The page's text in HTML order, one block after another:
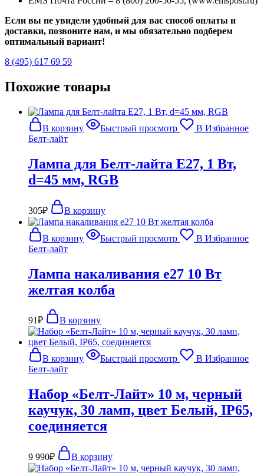
Если вы не увидели удобный для вас способ оплаты и
доставки, позвоните нам, и мы обязательно подберем
оптимальный вариант!
8 (495) 617 69 59
Похожие товары
В корзину Быстрый просмотр
В Избранное
Белт-лайт
Лампа для Белт-лайта Е27, 1 Вт,
d=45 мм, RGB
305₽ В корзину
В корзину Быстрый просмотр
В Избранное
Белт-лайт
Лампа накаливания e27 10 Вт
желтая колба
91₽ В корзину
В корзину Быстрый просмотр
В Избранное
Белт-лайт
Набор «Белт-Лайт» 10 м, черный
каучук, 30 ламп, цвет Белый, IP65,
соединяется
9 990₽ В корзину